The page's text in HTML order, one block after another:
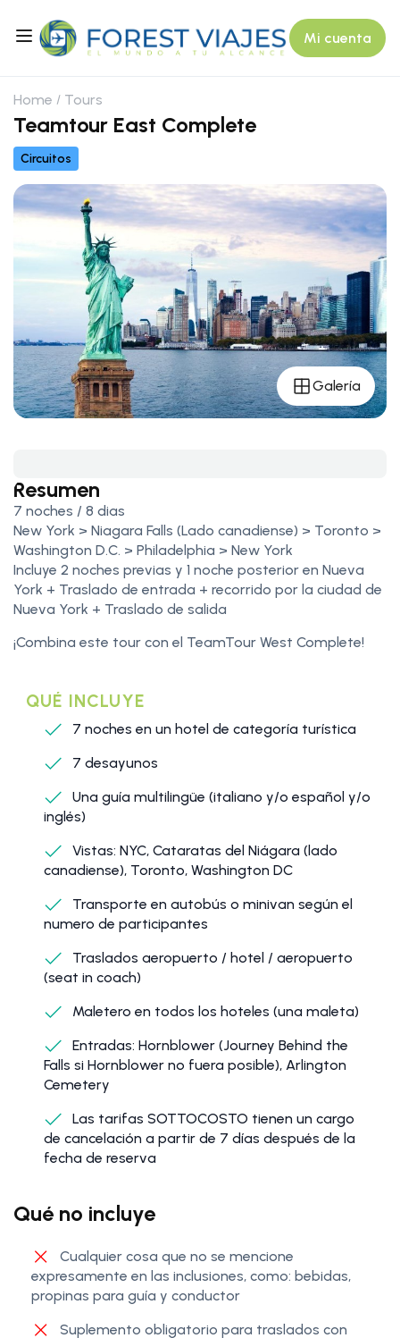
Mi cuenta
Home Tours
Teamtour East Complete
Circuitos
Galería
Resumen
7 noches / 8 dias
New York > Niagara Falls (Lado canadiense) > Toronto >
Washington D.C. > Philadelphia > New York
Incluye 2 noches previas y 1 noche posterior en Nueva
York + Traslado de entrada + recorrido por la ciudad de
Nueva York + Traslado de salida
¡Combina este tour con el TeamTour West Complete!
QUÉ INCLUYE
7 noches en un hotel de categoría turística
7 desayunos
Una guía multilingüe (italiano y/o español y/o
inglés)
Vistas: NYC, Cataratas del Niágara (lado
canadiense), Toronto, Washington DC
Transporte en autobús o minivan según el
numero de participantes
Traslados aeropuerto / hotel / aeropuerto
(seat in coach)
Maletero en todos los hoteles (una maleta)
Entradas: Hornblower (Journey Behind the
Falls si Hornblower no fuera posible), Arlington
Cemetery
Las tarifas SOTTOCOSTO tienen un cargo
de cancelación a partir de 7 días después de la
fecha de reserva
Qué no incluye
Cualquier cosa que no se mencione
expresamente en las inclusiones, como: bebidas,
propinas para guía y conductor
Suplemento obligatorio para traslados con